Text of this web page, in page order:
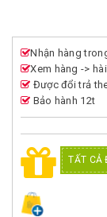
Nhận hàng
Xem hàng ->
Được đổi trả
Bảo hành 12t
TẤT CẢ